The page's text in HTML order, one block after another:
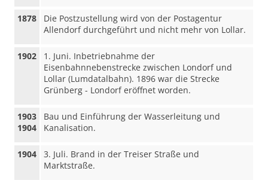
1878
Die Postzustellung wird von der Postagentur
Allendorf durchgeführt und nicht mehr von Lollar.
1902
1. Juni. Inbetriebnahme der
Eisenbahnnebenstrecke zwischen Londorf und
Lollar (Lumdatalbahn). 1896 war die Strecke
Grünberg - Londorf eröffnet worden.
1903
1904
Bau und Einführung der Wasserleitung und
Kanalisation.
1904
3. Juli. Brand in der Treiser Straße und
Marktstraße.